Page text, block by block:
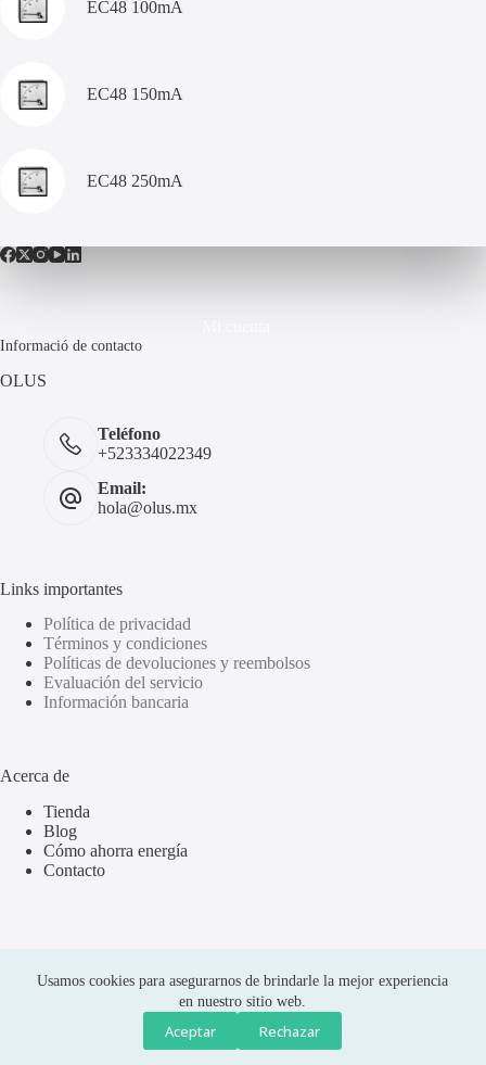
Usamos cookies para asegurarnos de brindarle la mejor experiencia
en nuestro sitio web.
Aceptar Rechazar
EC48 100mA
EC48 150mA
EC48 250mA
Informació de contacto
OLUS
Teléfono
+523334022349
Email:
hola@olus.mx
Links importantes
Política de privacidad
Términos y condiciones
Políticas de devoluciones y reembolsos
Evaluación del servicio
Información bancaria
Acerca de
Tienda
Blog
Cómo ahorra energía
Contacto